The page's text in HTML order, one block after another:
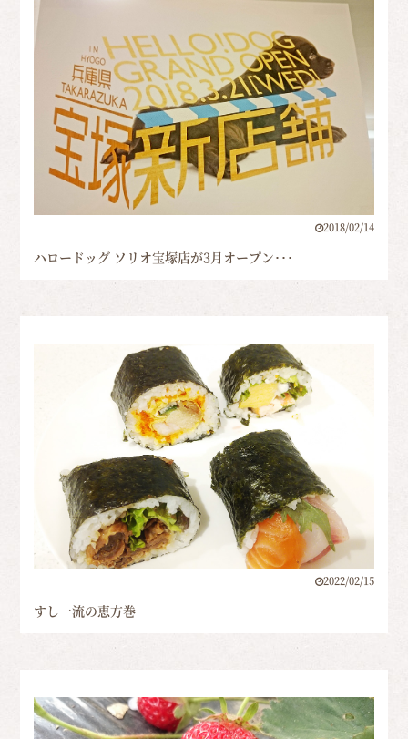
2018/02/14
ハロードッグ ソリオ宝塚店が3月オープン･･･
2022/02/15
すし一流の恵方巻